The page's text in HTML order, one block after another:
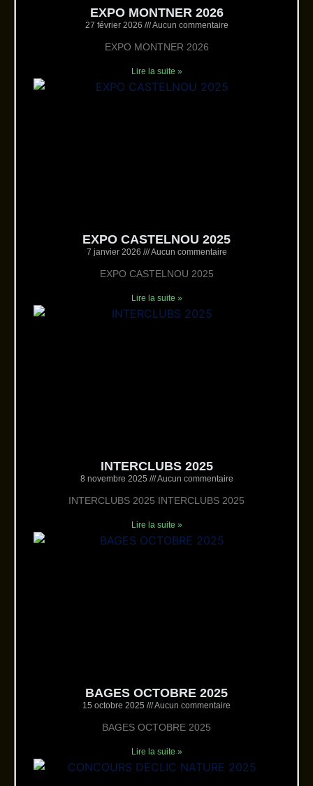
EXPO MONTNER 2026
27 février 2026 Aucun commentaire
EXPO MONTNER 2026
Lire la suite »
EXPO CASTELNOU 2025
7 janvier 2026 Aucun commentaire
EXPO CASTELNOU 2025
Lire la suite »
INTERCLUBS 2025
8 novembre 2025 Aucun commentaire
INTERCLUBS 2025 INTERCLUBS 2025
Lire la suite »
BAGES OCTOBRE 2025
15 octobre 2025 Aucun commentaire
BAGES OCTOBRE 2025
Lire la suite »